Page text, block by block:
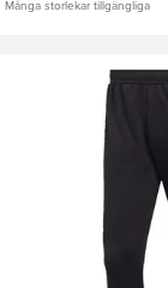
Många storlekar tillgängliga
dig som medlem
Öppnar en Modal